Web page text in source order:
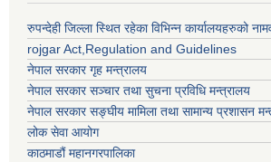
रुपन्देही जिल्ला स्थित रहेका विभिन्न कार्यालयहरुको
rojgar Act,Regulation and Guidelines
नेपाल सरकार गृह मन्त्रालय
नेपाल सरकार सञ्चार तथा सुचना प्रविधि मन्त्रालय
नेपाल सरकार सङ्घीय मामिला तथा सामान्य प्रशासन
लोक सेवा आयोग
काठमाडौं महानगरपालिका